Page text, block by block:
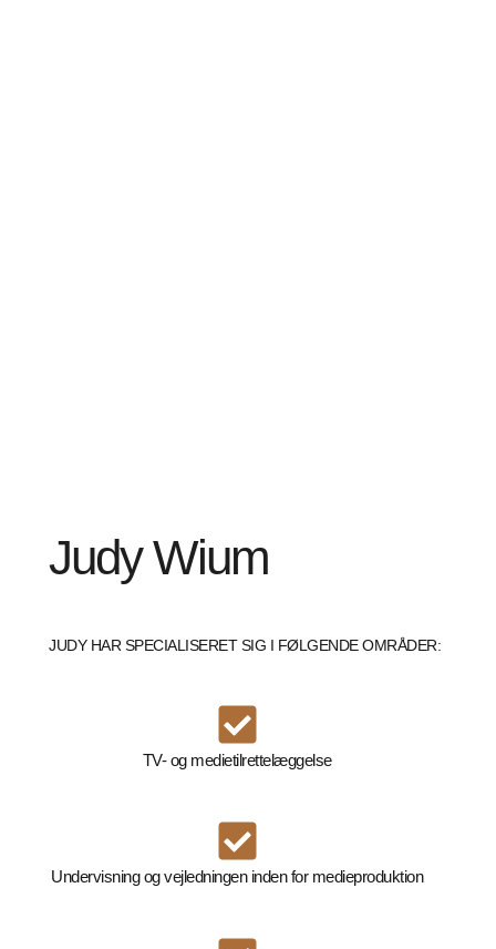
Judy Wium
JUDY HAR SPECIALISERET SIG I FØLGENDE OMRÅDER:
TV- og medietilrettelæggelse
Undervisning og vejledningen inden for medieproduktion